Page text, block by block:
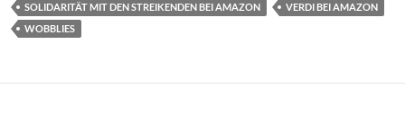
SOLIDARITÄT MIT DEN STREIKENDEN BEI AMAZON
VERDI BEI AMAZON
WOBBLIES